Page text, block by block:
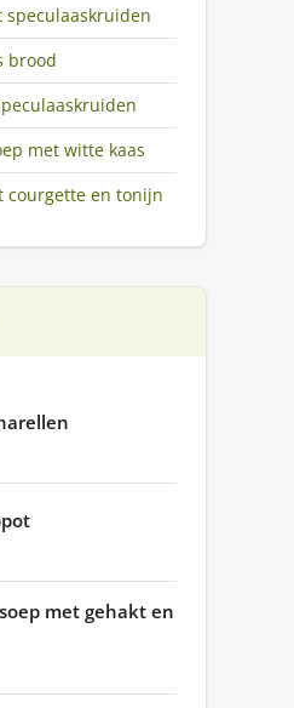
speculaaskruiden
brood
met witte kaas
courgette en tonijn
met gehakt en